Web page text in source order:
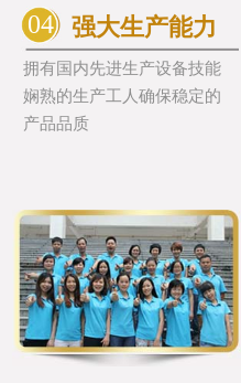
04 强大生产能力
拥有国内先进生产设备技能
娴熟的生产工人确保稳定的
产品品质